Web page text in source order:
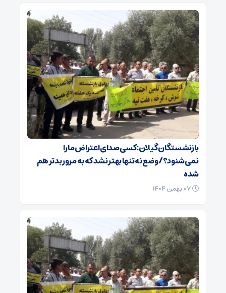
بازنشستگان گیلان: کسی صدای اعتراض ما را
نمی‌شنود؟/ وضع نه تنها بهتر نشد که به مرور بدتر هم
شده